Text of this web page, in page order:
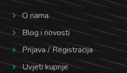
O nama
Blog i novosti
Prijava / Registracija
Uvjeti kupnje